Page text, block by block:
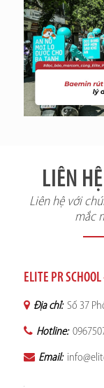
LIÊN
Liên hệ với
mắc
ELITE PR
Địa chỉ: Số 37
Hotline:
Email: